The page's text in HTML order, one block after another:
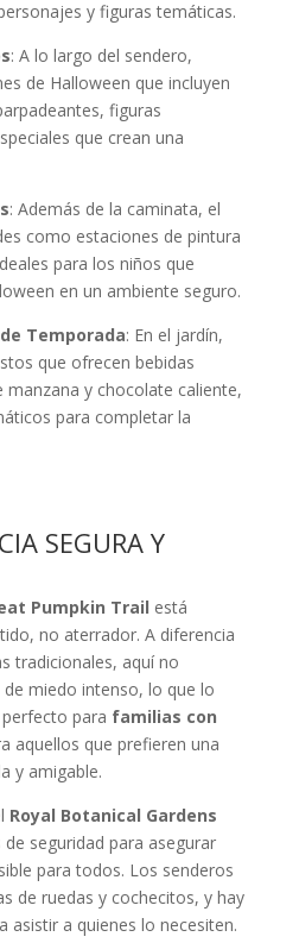
y figuras temáticas.
: A lo largo del sendero,
de Halloween que incluyen
figuras
que crean una
: Además de la caminata, el
como estaciones de pintura
para los niños que
en un ambiente seguro.
Temporada: En el jardín,
que ofrecen bebidas
manzana y chocolate caliente,
para completar la
SEGURA Y
Pumpkin Trail está
no aterrador. A diferencia
tradicionales, aquí no
miedo intenso, lo que lo
para familias con
aquellos que prefieren una
y amigable.
Royal Botanical Gardens
seguridad para asegurar
para todos. Los senderos
de ruedas y cochecitos, y hay
asistir a quienes lo necesiten.